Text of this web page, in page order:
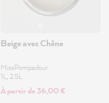
Beige avec Chêne
MissPompadour
1L, 2.5L
À partir de 36,00 €